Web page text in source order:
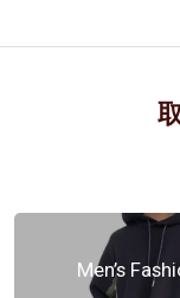
Men’s